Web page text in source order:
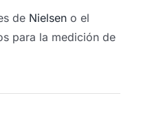
de Nielseno el
para la medición de